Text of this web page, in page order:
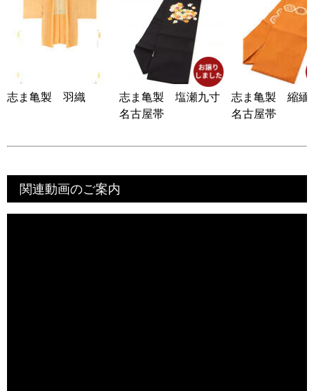
志ま亀製 羽織
志ま亀製 塩瀬九寸
名古屋帯
志ま亀製 縮緬
名古屋帯
関連動画のご案内